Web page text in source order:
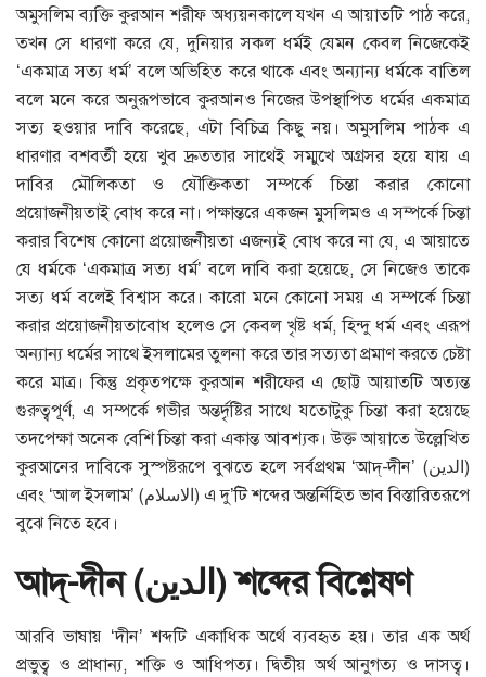
অমুসলিম ব্যক্তি কুরআন শরীফ অধ্যয়নকালে যখন এ আয়াতটি পাঠ করে,
তখন সে ধারণা করে যে, দুনিয়ার সকল ধর্মই যেমন কেবল নিজেকেই
‘একমাত্র সত্য ধর্ম’ বলে অভিহিত করে থাকে এবং অন্যান্য ধর্মকে বাতিল
বলে মনে করে অনুরূপভাবে কুরআনও নিজের উপস্থাপিত ধর্মের একমাত্র
সত্য হওয়ার দাবি করেছে, এটা বিচিত্র কিছু নয়। অমুসলিম পাঠক এ
ধারণার বশবর্তী হয়ে খুব দ্রুততার সাথেই সম্মুখে অগ্রসর হয়ে যায় এ
দাবির মৌলিকতা ও যৌক্তিকতা সম্পর্কে চিন্তা করার কোনো
প্রয়োজনীয়তাই বোধ করে না। পক্ষান্তরে একজন মুসলিমও এ সম্পর্কে চিন্তা
করার বিশেষ কোনো প্রয়োজনীয়তা এজন্যই বোধ করে না যে, এ আয়াতে
যে ধর্মকে ‘একমাত্র সত্য ধর্ম’ বলে দাবি করা হয়েছে, সে নিজেও তাকে
সত্য ধর্ম বলেই বিশ্বাস করে। কারো মনে কোনো সময় এ সম্পর্কে চিন্তা
করার প্রয়োজনীয়তাবোধ হলেও সে কেবল খৃষ্ট ধর্ম, হিন্দু ধর্ম এবং এরূপ
অন্যান্য ধর্মের সাথে ইসলামের তুলনা করে তার সত্যতা প্রমাণ করতে চেষ্টা
করে মাত্র। কিন্তু প্রকৃতপক্ষে কুরআন শরীফের এ ছোট্ট আয়াতটি অত্যন্ত
গুরুত্বপূর্ণ, এ সম্পর্কে গভীর অন্তর্দৃষ্টির সাথে যতোটুকু চিন্তা করা হয়েছে
তদপেক্ষা অনেক বেশি চিন্তা করা একান্ত আবশ্যক। উক্ত আয়াতে উল্লেখিত
কুরআনের দাবিকে সুস্পষ্টরূপে বুঝতে হলে সর্বপ্রথম ‘আদ্‌-দীন’ (الدين)
এবং ‘আল ইসলাম’ (الاسلام) এ দু’টি শব্দের অন্তর্নিহিত ভাব বিস্তারিতরূপে
বুঝে নিতে হবে।
আদ্‌-দীন (الدين) শব্দের বিশ্লেষণ
আরবি ভাষায় ‘দীন’ শব্দটি একাধিক অর্থে ব্যবহৃত হয়। তার এক অর্থ
প্রভুত্ব ও প্রাধান্য, শক্তি ও আধিপত্য। দ্বিতীয় অর্থ আনুগত্য ও দাসত্ব।